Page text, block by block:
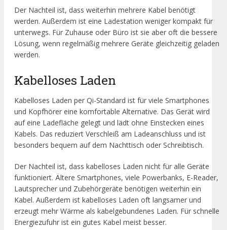
Der Nachteil ist, dass weiterhin mehrere Kabel benötigt
werden. Außerdem ist eine Ladestation weniger kompakt für
unterwegs. Für Zuhause oder Büro ist sie aber oft die bessere
Lösung, wenn regelmäßig mehrere Geräte gleichzeitig geladen
werden.
Kabelloses Laden
Kabelloses Laden per Qi-Standard ist für viele Smartphones
und Kopfhörer eine komfortable Alternative. Das Gerät wird
auf eine Ladefläche gelegt und lädt ohne Einstecken eines
Kabels. Das reduziert Verschleiß am Ladeanschluss und ist
besonders bequem auf dem Nachttisch oder Schreibtisch.
Der Nachteil ist, dass kabelloses Laden nicht für alle Geräte
funktioniert. Ältere Smartphones, viele Powerbanks, E-Reader,
Lautsprecher und Zubehörgeräte benötigen weiterhin ein
Kabel. Außerdem ist kabelloses Laden oft langsamer und
erzeugt mehr Wärme als kabelgebundenes Laden. Für schnelle
Energiezufuhr ist ein gutes Kabel meist besser.